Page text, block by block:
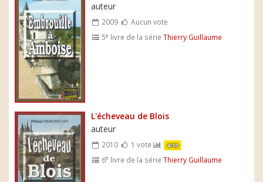
auteur
2009
Aucun vote
5e livre de la sérieThierry Guillaume
L'écheveau de Blois
auteur
2010 1 vote 4/10
6e livre de la sérieThierry Guillaume